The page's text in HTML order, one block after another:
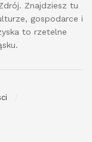
Znajdziesz tu
gospodarce i
to rzetelne